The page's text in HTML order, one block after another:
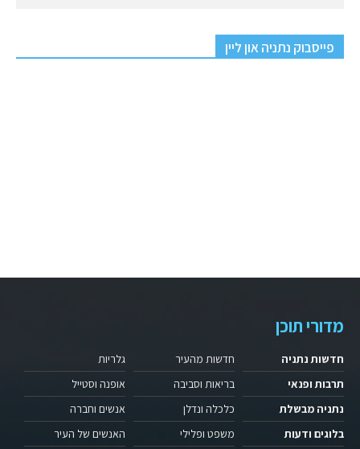
פייסבוק נתניה און ליין
מדורי תוכן
חדשות נתניה
תרבות ופנאי
נתניה מבשלת
בלוגים ודעות
חדשות מהעיר
בריאות וסביבה
כלכלה ונדלן
משפט ופלילי
גלריות
אופנה וסטייל
אנשים וחברה
האנשים של העיר